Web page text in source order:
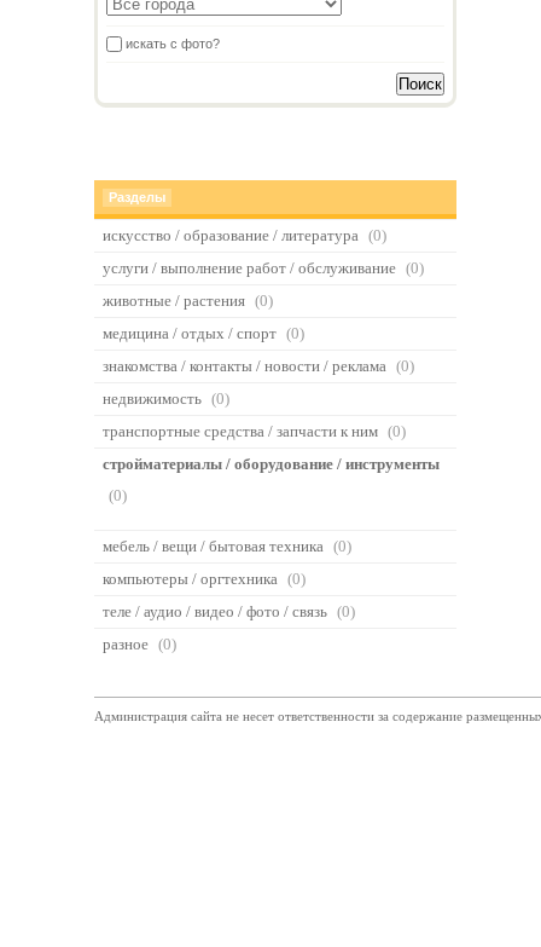
искать с фото?
Разделы
искусство / образование / литература (0)
услуги / выполнение работ / обслуживание (0)
животные / растения (0)
медицина / отдых / спорт (0)
знакомства / контакты / новости / реклама (0)
недвижимость (0)
транспортные средства / запчасти к ним (0)
стройматериалы / оборудование / инструменты
(0)
мебель / вещи / бытовая техника (0)
компьютеры / оргтехника (0)
теле / аудио / видео / фото / связь (0)
разное (0)
Администрация сайта не несет ответственности за содержание